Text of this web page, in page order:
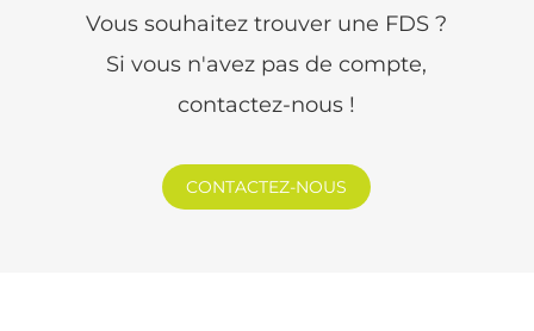
Vous souhaitez trouver une FDS ?
Si vous n'avez pas de compte,
contactez-nous !
CONTACTEZ-NOUS